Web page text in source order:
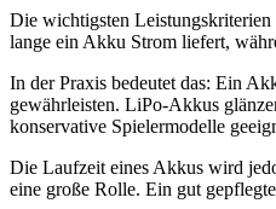
Die wichtigsten
lange ein Akku Strom liefert,
In der Praxis bedeutet das: Ein
gewährleisten. LiPo-Akkus
konservative Spielermodelle
Die Laufzeit eines Akkus wird
eine große Rolle. Ein gut